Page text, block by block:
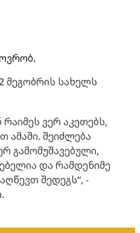
მეგობრის სახელს
ვერ აკეთებს,
ამაში. შეიძლება
გამომუშავებული,
და რამდენიმე
შედეგს“, -